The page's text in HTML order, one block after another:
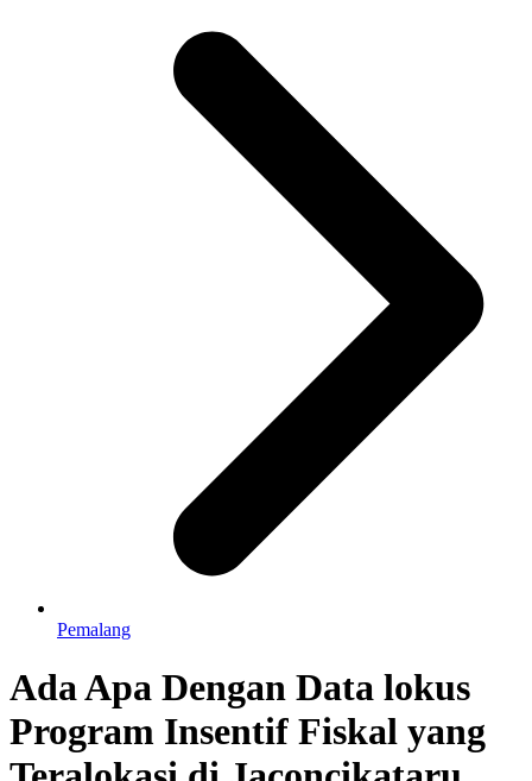
Pemalang
Ada Apa Dengan Data lokus
Program Insentif Fiskal yang